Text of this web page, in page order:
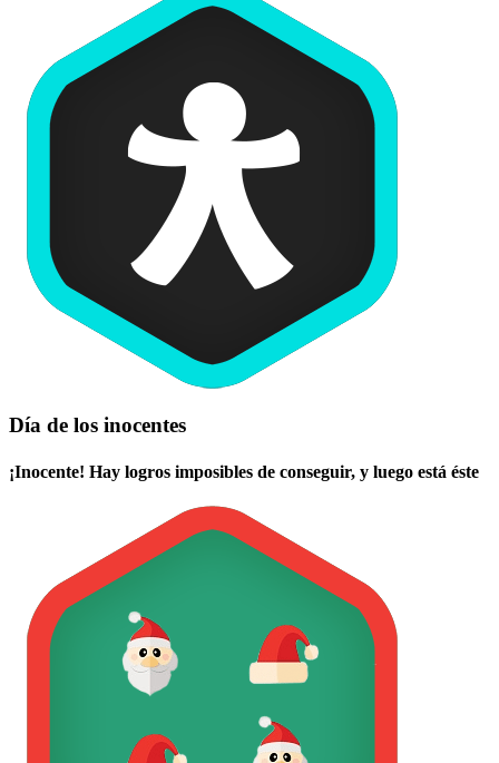
Día de los inocentes
¡Inocente! Hay logros imposibles de conseguir, y luego está éste